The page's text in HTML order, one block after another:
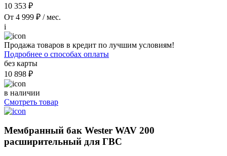
10 353 ₽
От 4 999 ₽ / мес.
i
Продажа товаров в кредит по лучшим условиям!
Подробнее о способах оплаты
без карты
10 898 ₽
в наличии
Смотреть товар
Мембранный бак Wester WAV 200
расширительный для ГВС